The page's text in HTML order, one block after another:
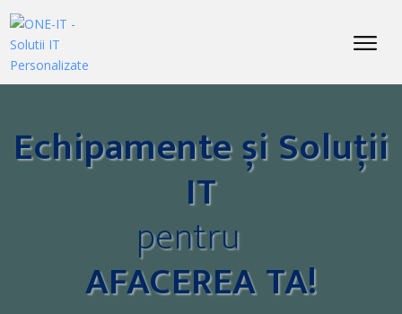
Echipamente și Soluții
IT
pentru
AFACEREA TA!